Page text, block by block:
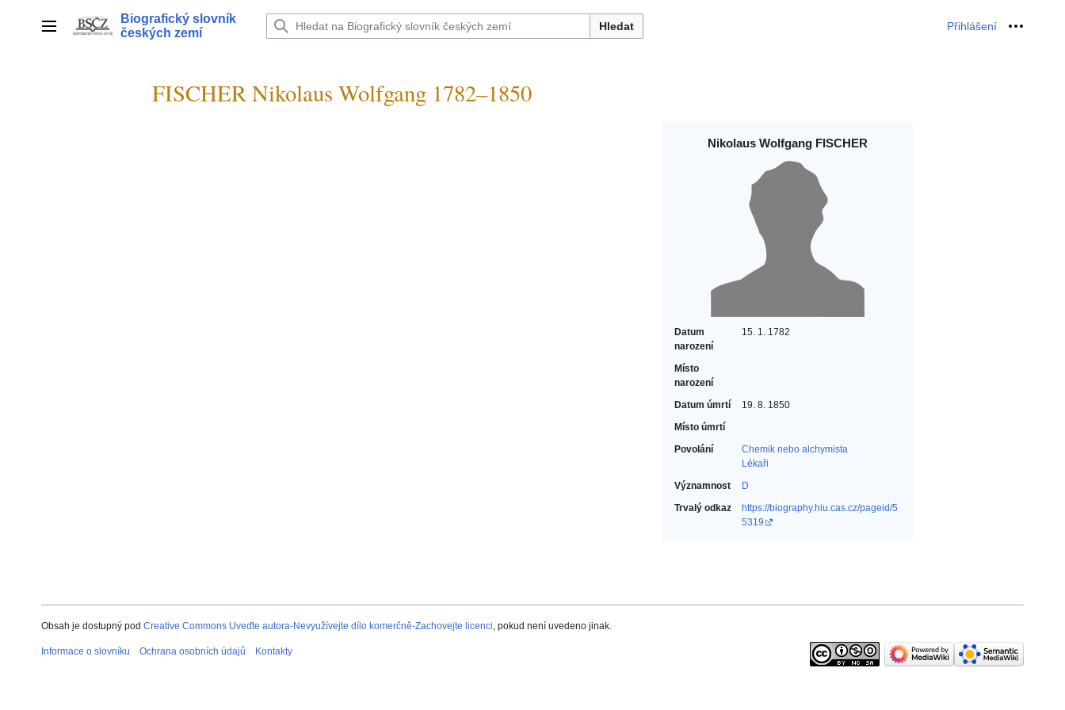
Hlavní menu
Biografický slovník
českých zemí
Hledat Přihlášení Osobní
FISCHER Nikolaus Wolfgang 1782–1850
Nikolaus Wolfgang FISCHER
Datum
narození
15. 1. 1782
Místo
narození
Datum úmrtí
19. 8. 1850
Místo úmrtí
Povolání
Chemik nebo alchymista‎
Lékaři‎
Významnost
D
Trvalý odkaz
https://biography.hiu.cas.cz/pageid/5
5319
Obsah je dostupný pod Creative Commons Uveďte autora-Nevyužívejte dílo komerčně-Zachovejte licenci, pokud není uvedeno jinak.
Informace o slovníku Ochrana osobních údajů Kontakty